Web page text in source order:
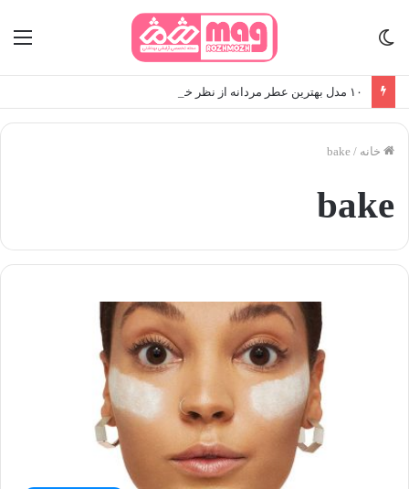
۱۰ مدل بهترین عطر مردانه از نظر خانم‌ها
خانه /
bake
bake